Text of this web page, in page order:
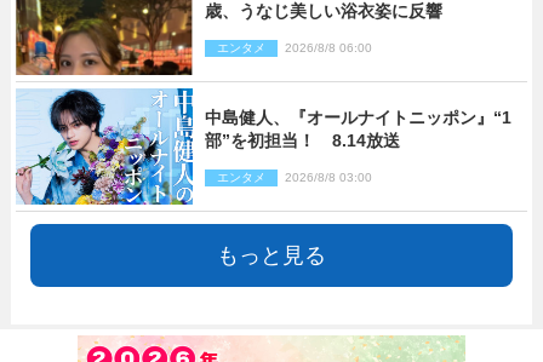
歳、うなじ美しい浴衣姿に反響
エンタメ 2026/8/8 06:00
中島健人、『オールナイトニッポン』“1
部”を初担当！ 8.14放送
エンタメ 2026/8/8 03:00
もっと見る